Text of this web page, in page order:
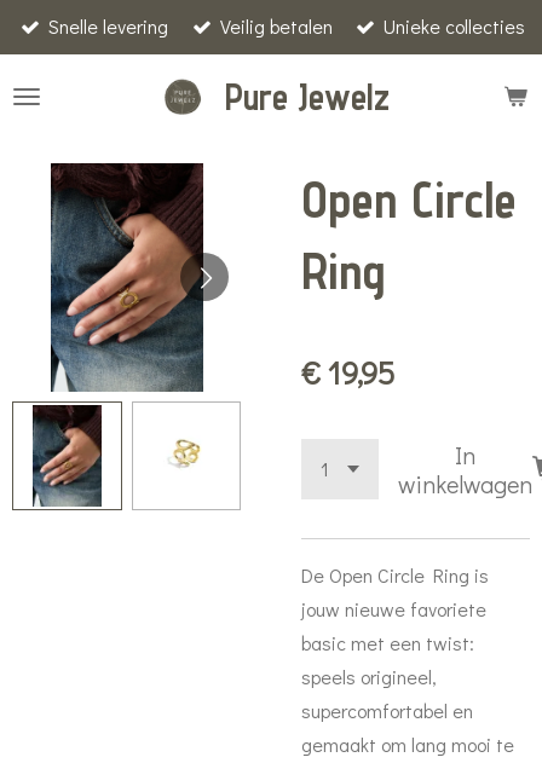
Ga
direct
naar
hoofdinhoud
Pure Jewelz
Snelle levering Veilig betalen Unieke collecties
Open Circle
Ring
€ 19,95
In
winkelwagen
De Open Circle Ring is
jouw nieuwe favoriete
basic met een twist:
speels origineel,
supercomfortabel en
gemaakt om lang mooi te